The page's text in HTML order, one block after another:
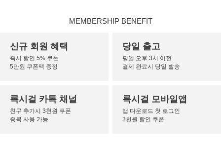
MEMBERSHIP BENEFIT
신규 회원 혜택
즉시 할인 5% 쿠폰
5만원 쿠폰팩 증정
당일 출고
평일 오후 3시 이전
결제 완료시 당일 발송
록시걸 카톡 채널
친구 추가시 3천원 쿠폰
중복 사용 가능
록시걸 모바일앱
앱 다운로드 첫 로그인
3천원 할인 쿠폰